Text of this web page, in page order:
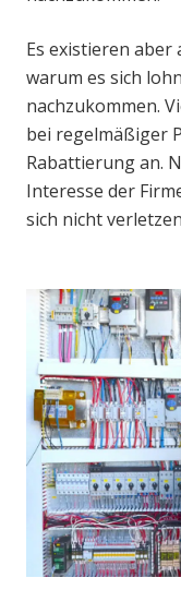
Es existieren aber
warum es sich
nachzukommen.
bei regelmäßiger
Rabattierung an.
Interesse der
sich nicht